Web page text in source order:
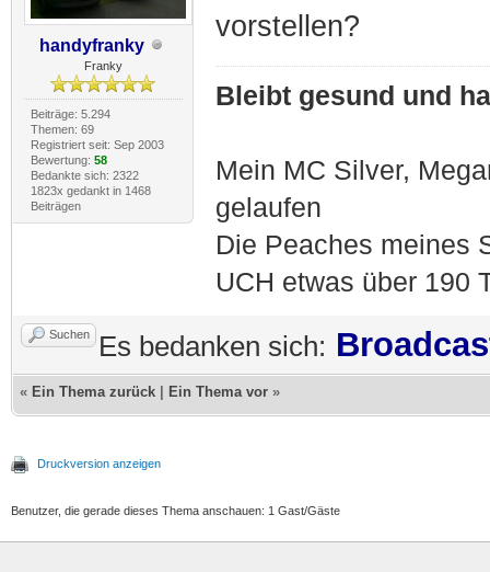
handyfranky
Franky
Beiträge: 5.294
Themen: 69
Registriert seit: Sep 2003
Bewertung: 58
Bedankte sich: 2322
1823x gedankt in 1468
Beiträgen
vorstellen?
Bleibt gesund und
Mein MC Silver,
gelaufen
Die Peaches meines
UCH etwas über 190
Suchen Es bedanken sich:
« Ein Thema zurück Ein Thema vor »
Druckversion anzeigen
Benutzer, die gerade dieses Thema anschauen: 1 Gast/Gäste